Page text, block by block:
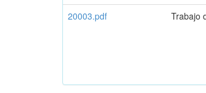
20003.pdf
Trabajo